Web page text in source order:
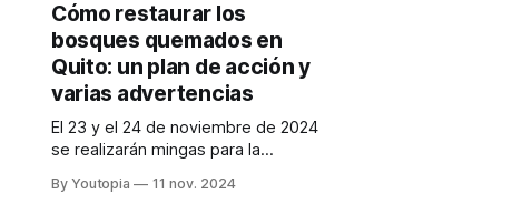
Cómo restaurar los
bosques quemados en
Quito: un plan de acción y
varias advertencias
El 23 y el 24 de noviembre de 2024
se realizarán mingas para la
hectáreas incendiadas
By Youtopia 11 nov. 2024